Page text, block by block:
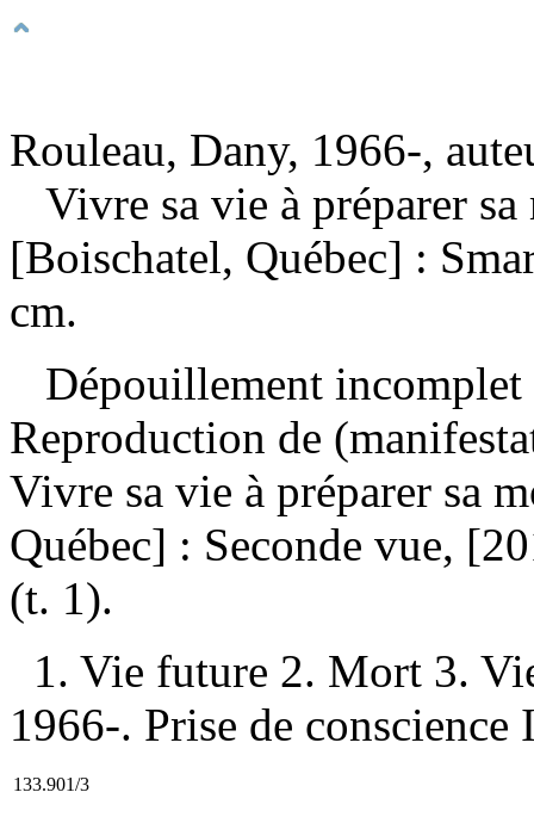
Rouleau, Dany, 1966-,
Vivre sa vie à préparer
[Boischatel, Québec] :
cm.
Dépouillement
Reproduction de
Vivre sa vie à préparer sa
Québec] : Seconde vue,
(t. 1).
1. Vie future 2. Mort 3.
1966-. Prise de
133.901/3